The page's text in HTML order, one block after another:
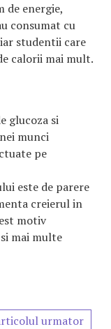
de energie,
consumat cu
studentii care
calorii mai mult.
glucoza si
munci
pe
este de parere
creierul in
motiv
mai multe
urmator